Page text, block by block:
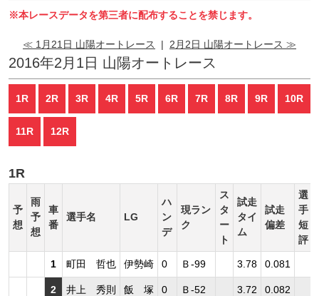
※本レースデータを第三者に配布することを禁じます。
≪ 1月21日 山陽オートレース | 2月2日 山陽オートレース ≫
2016年2月1日 山陽オートレース
1R 2R 3R 4R 5R 6R 7R 8R 9R 10R
11R 12R
1R
予
想
雨
予
想
車
番
選手名 LG
ハ
ン
デ
現ラン
ク
ス
タ
ー
ト
試走
タイ
ム
試走
偏差
選
手
短
評
1 町田 哲也 伊勢崎 0 Ｂ-99 3.78 0.081
2 井上 秀則 飯 塚 0 Ｂ-52 3.72 0.082